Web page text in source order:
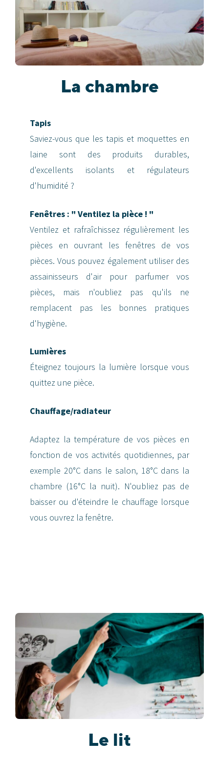
La chambre
Tapis
Saviez-vous que les tapis et moquettes en
laine sont des produits durables,
d'excellents isolants et régulateurs
d'humidité ?
Fenêtres : " Ventilez la pièce ! "
Ventilez et rafraîchissez régulièrement les
pièces en ouvrant les fenêtres de vos
pièces. Vous pouvez également utiliser des
assainisseurs d'air pour parfumer vos
pièces, mais n'oubliez pas qu'ils ne
remplacent pas les bonnes pratiques
d'hygiène.
Lumières
Éteignez toujours la lumière lorsque vous
quittez une pièce.
Chauffage/radiateur
Adaptez la température de vos pièces en
fonction de vos activités quotidiennes, par
exemple 20°C dans le salon, 18°C dans la
chambre (16°C la nuit). N'oubliez pas de
baisser ou d'éteindre le chauffage lorsque
vous ouvrez la fenêtre.
Le lit